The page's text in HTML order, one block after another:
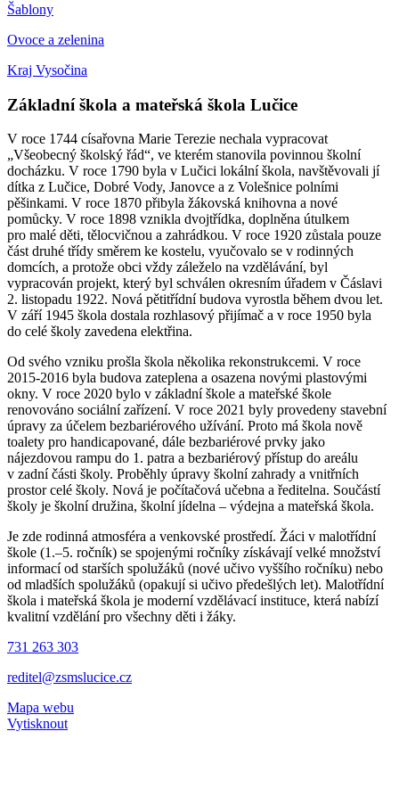
Šablony
Ovoce a zelenina
Kraj Vysočina
Základní škola a mateřská škola Lučice
V roce 1744 císařovna Marie Terezie nechala vypracovat
„Všeobecný školský řád“, ve kterém stanovila povinnou školní
docházku. V roce 1790 byla v Lučici lokální škola, navštěvovali jí
dítka z Lučice, Dobré Vody, Janovce a z Volešnice polními
pěšinkami. V roce 1870 přibyla žákovská knihovna a nové
pomůcky. V roce 1898 vznikla dvojtřídka, doplněna útulkem
pro malé děti, tělocvičnou a zahrádkou. V roce 1920 zůstala pouze
část druhé třídy směrem ke kostelu, vyučovalo se v rodinných
domcích, a protože obci vždy záleželo na vzdělávání, byl
vypracován projekt, který byl schválen okresním úřadem v Čáslavi
2. listopadu 1922. Nová pětitřídní budova vyrostla během dvou let.
V září 1945 škola dostala rozhlasový přijímač a v roce 1950 byla
do celé školy zavedena elektřina.
Od svého vzniku prošla škola několika rekonstrukcemi. V roce
2015-2016 byla budova zateplena a osazena novými plastovými
okny. V roce 2020 bylo v základní škole a mateřské škole
renovováno sociální zařízení. V roce 2021 byly provedeny stavební
úpravy za účelem bezbariérového užívání. Proto má škola nově
toalety pro handicapované, dále bezbariérové prvky jako
nájezdovou rampu do 1. patra a bezbariérový přístup do areálu
v zadní části školy. Proběhly úpravy školní zahrady a vnitřních
prostor celé školy. Nová je počítačová učebna a ředitelna. Součástí
školy je školní družina, školní jídelna – výdejna a mateřská škola.
Je zde rodinná atmosféra a venkovské prostředí. Žáci v malotřídní
škole (1.–5. ročník) se spojenými ročníky získávají velké množství
informací od starších spolužáků (nové učivo vyššího ročníku) nebo
od mladších spolužáků (opakují si učivo předešlých let). Malotřídní
škola i mateřská škola je moderní vzdělávací instituce, která nabízí
kvalitní vzdělání pro všechny děti i žáky.
731 263 303
reditel@zsmslucice.cz
Mapa webu
Vytisknout